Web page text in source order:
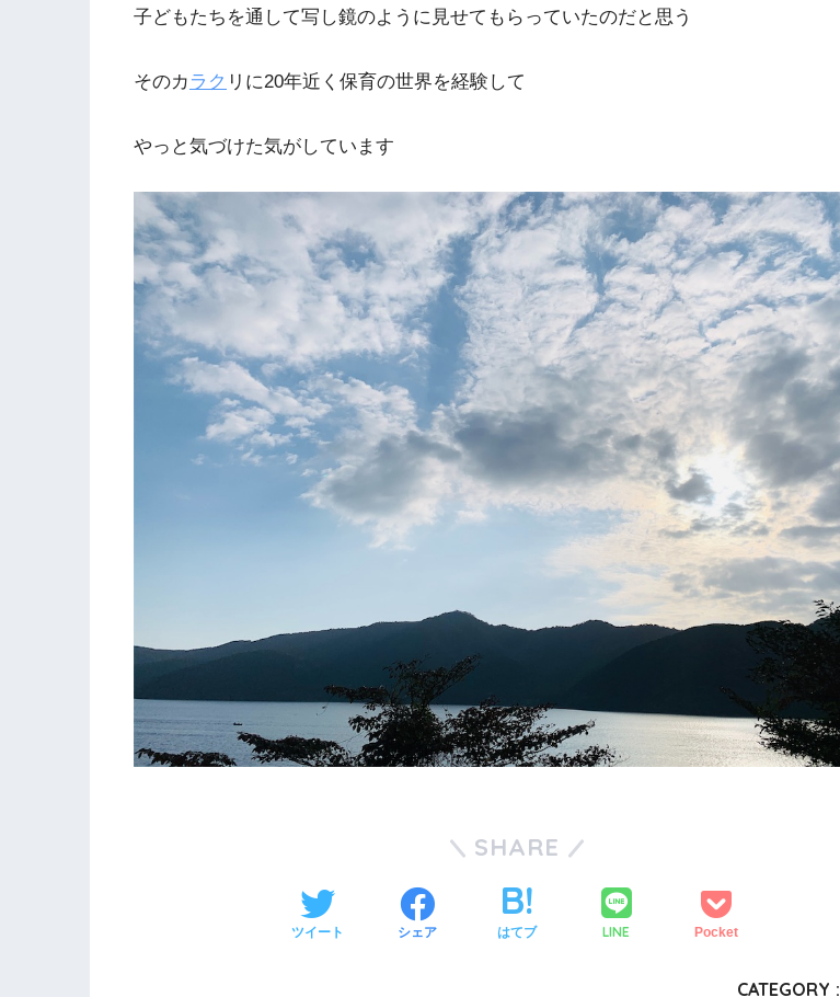
子どもたちを通して写し鏡のように見せてもらっていたのだと思う
そのカ ラク リに20年近く保育の世界を経験して
やっと気づけた気がしています
SHARE
ツイート シェア はてブ LINE Pocket
CATEGORY :